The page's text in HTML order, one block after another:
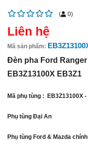
( 0)
Liên hệ
Mã sản phẩm:
Đèn pha Ford Ranger
EB3Z13100X EB3Z1
Mã phụ tùng : EB3Z13100X
Phụ tùng Đại An
Phụ tùng Ford & Mazda